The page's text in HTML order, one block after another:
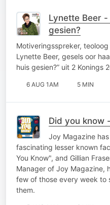
Lynette Beer
gesien?
Motiveringsspreker,
Lynette Beer, gesels oor
huis gesien?” uit 2 Konings
6 AUG 1AM 5 MIN
Did you know
Joy Magazine
fascinating lesser known
You Know", and Gillian
Manager of Joy Magazine,
few of those every week to
them.